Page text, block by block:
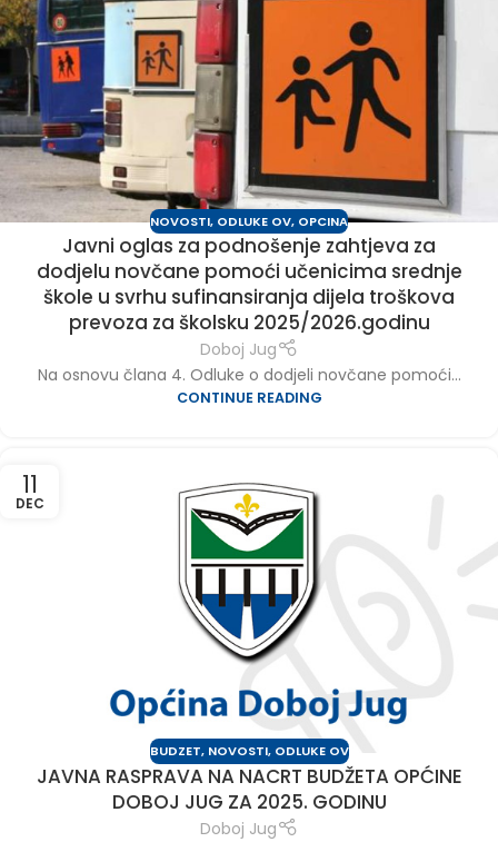
NOVOSTI, ODLUKE OV, OPCINA
Javni oglas za podnošenje zahtjeva za
dodjelu novčane pomoći učenicima srednje
škole u svrhu sufinansiranja dijela troškova
prevoza za školsku 2025/2026.godinu
Doboj Jug
Na osnovu člana 4. Odluke o dodjeli novčane pomoći...
CONTINUE READING
11
DEC
BUDZET, NOVOSTI, ODLUKE OV
JAVNA RASPRAVA NA NACRT BUDŽETA OPĆINE
DOBOJ JUG ZA 2025. GODINU
Doboj Jug